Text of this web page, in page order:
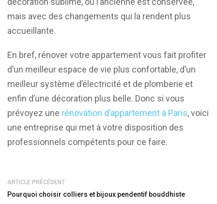
mais avec des changements qui la rendent plus
accueillante.
En bref, rénover votre appartement vous fait profiter
d’un meilleur espace de vie plus confortable, d’un
meilleur système d’électricité et de plomberie et
enfin d’une décoration plus belle. Donc si vous
prévoyez une rénovation d’appartement à Paris, voici
une entreprise qui met à votre disposition des
professionnels compétents pour ce faire.
ARTICLE PRÉCÉDENT
Pourquoi choisir colliers et bijoux pendentif bouddhiste